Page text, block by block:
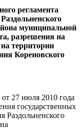
регламента
муниципальной
разрешения на
территории
Кореновского
27 июля 2010 года
государственных
Раздольненского